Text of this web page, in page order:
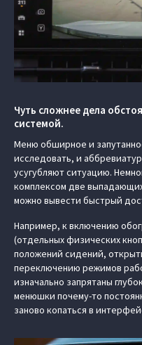
Чуть сложнее дела
системой.
Меню обширное и
исследовать, и
усугубляют ситуацию.
комплексом две
можно вывести быстрый
Например, к включению
(отдельных физических
положений сидений,
переключению режимов
изначально запрятаны
менюшки почему-то
заново копаться в